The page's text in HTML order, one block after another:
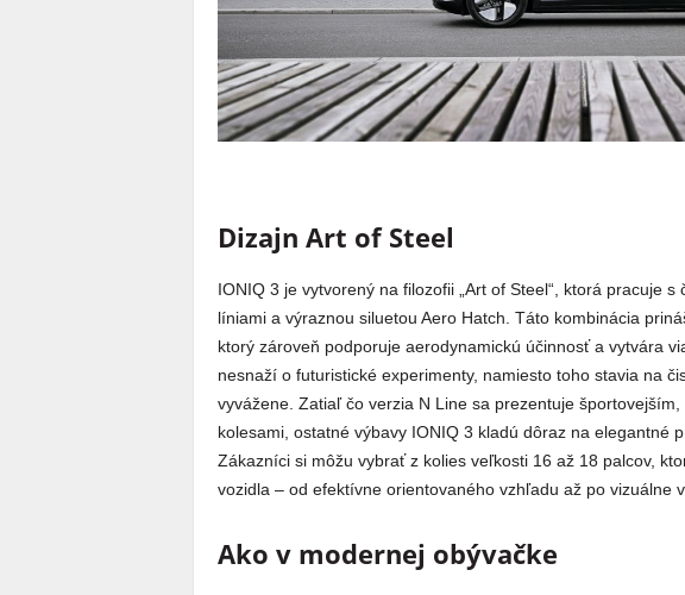
Dizajn Art of Steel
IONIQ 3 je vytvorený na filozofii „Art of Steel“, ktorá pracuje
líniami a výraznou siluetou Aero Hatch. Táto kombinácia
ktorý zároveň podporuje aerodynamickú účinnosť a vytvára
nesnaží o futuristické experimenty, namiesto toho stavia na
vyvážene. Zatiaľ čo verzia N Line sa prezentuje
kolesami, ostatné výbavy IONIQ 3 kladú dôraz na elegantné
Zákazníci si môžu vybrať z kolies veľkosti 16 až 18 palcov,
vozidla – od efektívne orientovaného vzhľadu až po vizuálne
Ako v modernej obývačke